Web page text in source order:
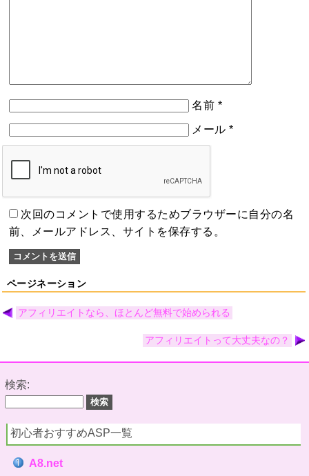
名前 *
メール *
次回のコメントで使用するためブラウザーに自分の名
前、メールアドレス、サイトを保存する。
ページネーション
アフィリエイトなら、ほとんど無料で始められる
アフィリエイトって大丈夫なの？
検索:
初心者おすすめASP一覧
A8.net